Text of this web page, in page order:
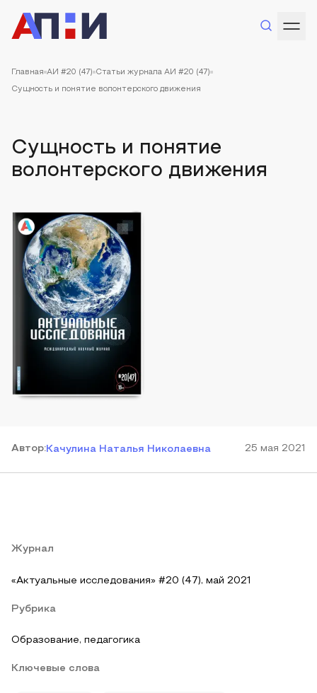
Главная АИ #20 (47) Статьи журнала АИ #20 (47)
Сущность и понятие волонтерского движения
Сущность и понятие
волонтерского движения
Автор:Качулина Наталья Николаевна 25 мая 2021
Журнал
«Актуальные исследования» #20 (47), май 2021
Рубрика
Образование, педагогика
Ключевые слова